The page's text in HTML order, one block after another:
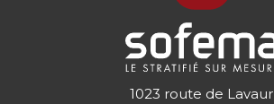
1023 route de Lavaur